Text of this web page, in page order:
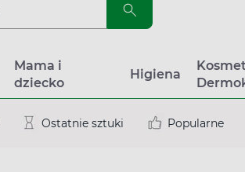
Mama i
dziecko
Higiena
Ostatnie sztuki Popularne